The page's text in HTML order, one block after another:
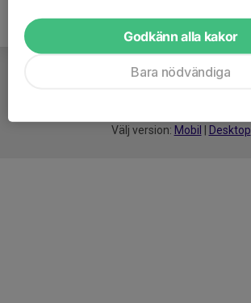
Välj version: Mobil Desktop
Godkänn alla kakor
Bara nödvändiga